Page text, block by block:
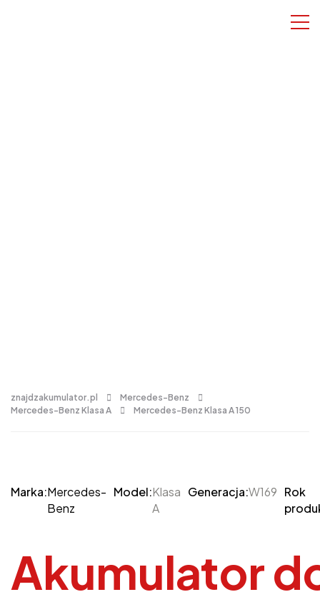
znajdzakumulator.pl
Mercedes-Benz
Mercedes-Benz Klasa A
Mercedes-Benz Klasa A 150
Marka:Mercedes-
Benz
Model:Klasa
A
Generacja:W169 Rok
Akumulator